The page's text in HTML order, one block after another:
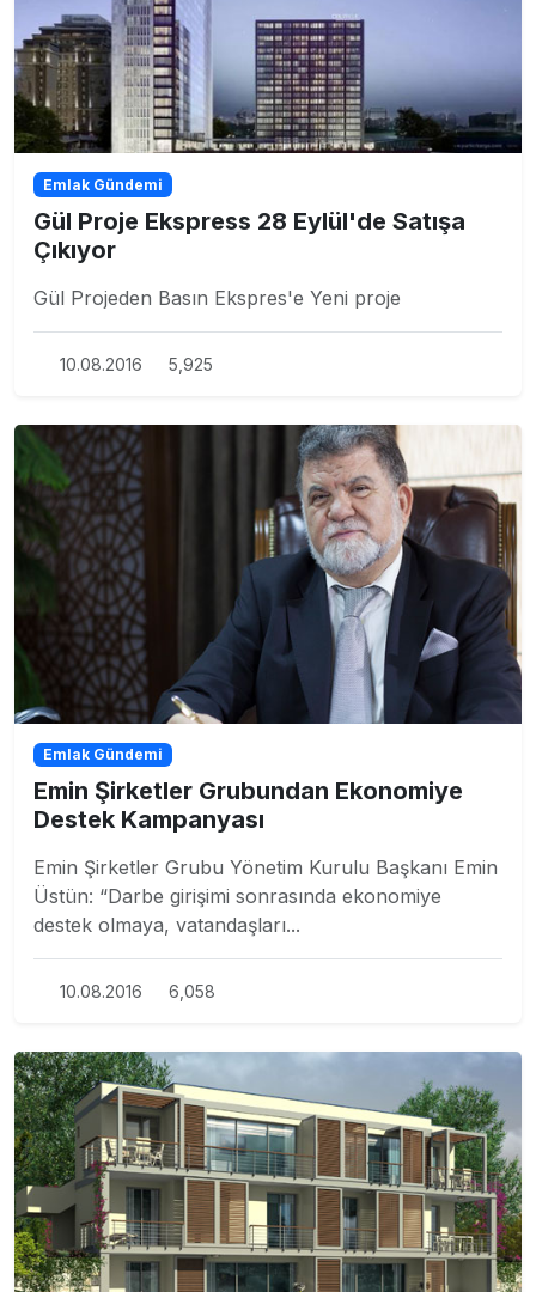
Emlak Gündemi
Gül Proje Ekspress 28 Eylül'de Satışa
Çıkıyor
Gül Projeden Basın Ekspres'e Yeni proje
10.08.2016 5,925
Emlak Gündemi
Emin Şirketler Grubundan Ekonomiye
Destek Kampanyası
Emin Şirketler Grubu Yönetim Kurulu Başkanı Emin
Üstün: “Darbe girişimi sonrasında ekonomiye
destek olmaya, vatandaşları...
10.08.2016 6,058